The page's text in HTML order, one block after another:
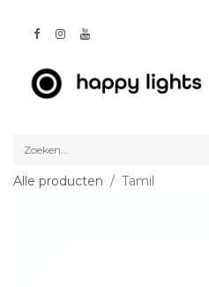
Alle producten Tamil